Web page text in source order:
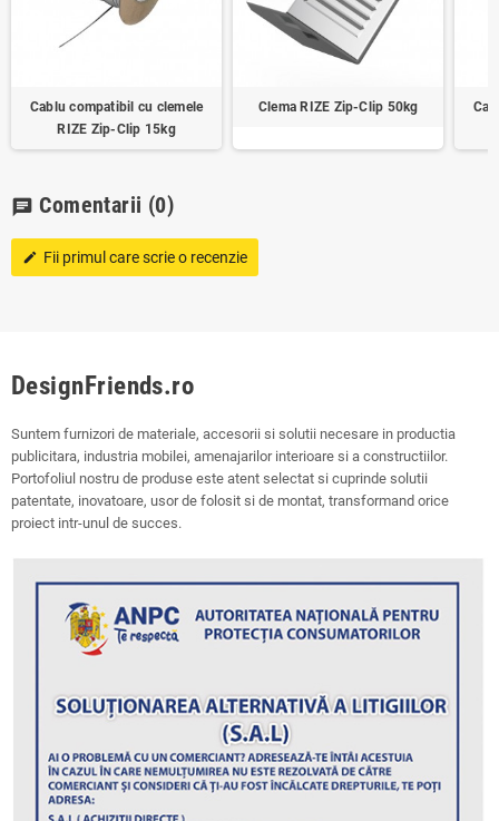
Cablu compatibil cu clemele
RIZE Zip-Clip 15kg
Clema RIZE Zip-Clip 50kg
chat Comentarii (0)
edit Fii primul care scrie o recenzie
DesignFriends.ro
Suntem furnizori de materiale, accesorii si solutii necesare in productia
publicitara, industria mobilei, amenajarilor interioare si a constructiilor.
Portofoliul nostru de produse este atent selectat si cuprinde solutii
patentate, inovatoare, usor de folosit si de montat, transformand orice
proiect intr-unul de succes.